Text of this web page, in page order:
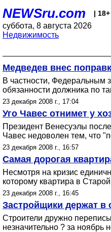
NEWSru.com | 18+
суббота, 8 августа 2026
Недвижимость
Медведев внес
В частности, Федеральным
обязанности должника по
23 декабря 2008 г., 17:04
Уго Чавес отнимет у
Президент Венесуэлы
Чавес недоволен тем, что
23 декабря 2008 г., 16:57
Самая дорогая
Несмотря на кризис
которому квартира в
23 декабря 2008 г., 16:45
Застройщики держат в
Строители дружно
незначительно ? за